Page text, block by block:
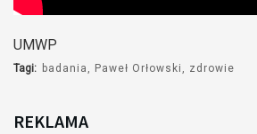
UMWP
Tagi: badania Paweł Orłowski zdrowie
REKLAMA